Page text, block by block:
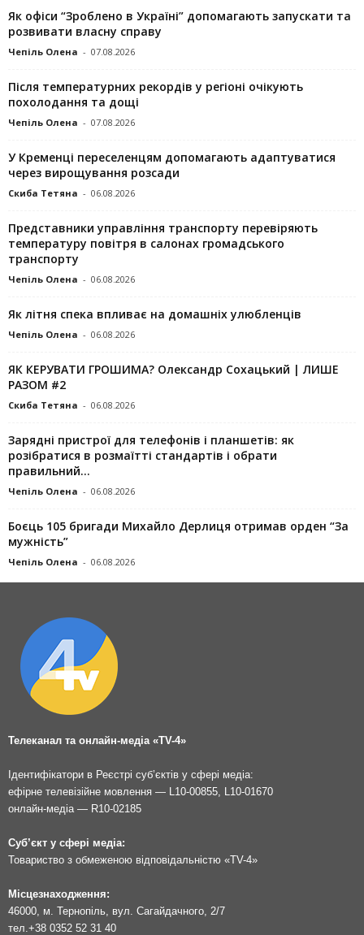
Як офіси “Зроблено в Україні” допомагають запускaти та
розвивати власну справу
Чепіль Олена - 07.08.2026
Після температурних рекордів у регіоні очікують
похолодання та дощі
Чепіль Олена - 07.08.2026
У Кременці переселенцям допомагають адаптуватися
через вирощування розсади
Скиба Тетяна - 06.08.2026
Представники управління транспорту перевіряють
температуру повітря в салонах громадського
транспорту
Чепіль Олена - 06.08.2026
Як літня спека впливає на домашніх улюбленців
Чепіль Олена - 06.08.2026
ЯК КЕРУВАТИ ГРОШИМА? Олександр Сохацький | ЛИШЕ
РАЗОМ #2
Скиба Тетяна - 06.08.2026
Зарядні пристрої для телефонів і планшетів: як
розібратися в розмаїтті стандартів і обрати
правильний...
Чепіль Олена - 06.08.2026
Боєць 105 бригади Михайло Дерлиця отримав орден “За
мужність”
Чепіль Олена - 06.08.2026
Телеканал та онлайн-медіа «TV-4»
Ідентифікатори в Реєстрі суб’єктів у сфері медіа:
ефірне телевізійне мовлення — L10-00855, L10-01670
онлайн-медіа — R10-02185
Суб’єкт у сфері медіа:
Товариство з обмеженою відповідальністю «TV-4»
Місцезнаходження:
46000, м. Тернопіль, вул. Сагайдачного, 2/7
тел. +38 0352 52 31 40